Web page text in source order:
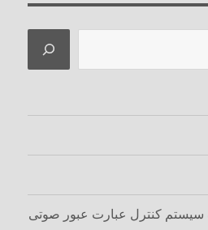
سیستم کنترل عبارت عبور صوتی